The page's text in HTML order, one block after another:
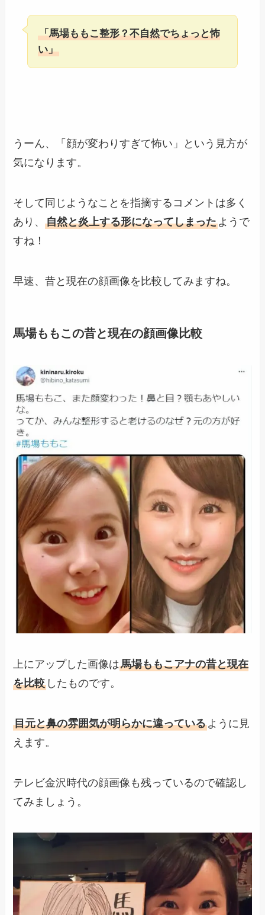
「馬場ももこ整形？不自然でちょっと怖
い」
うーん、「顔が変わりすぎて怖い」という見方が
気になります。
そして同じようなことを指摘するコメントは多く
あり、自然と炎上する形になってしまったようで
すね！
早速、昔と現在の顔画像を比較してみますね。
馬場ももこの昔と現在の顔画像比較
上にアップした画像は馬場ももこアナの昔と現在
を比較 したものです。
目元と鼻の雰囲気が明らかに違っているように見
えます。
テレビ金沢時代の顔画像も残っているので確認し
てみましょう。